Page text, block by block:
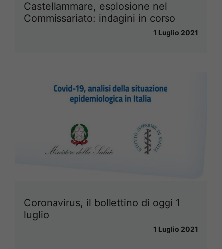
Castellammare, esplosione nel
Commissariato: indagini in corso
1 Luglio 2021
Coronavirus, il bollettino di oggi 1
luglio
1 Luglio 2021